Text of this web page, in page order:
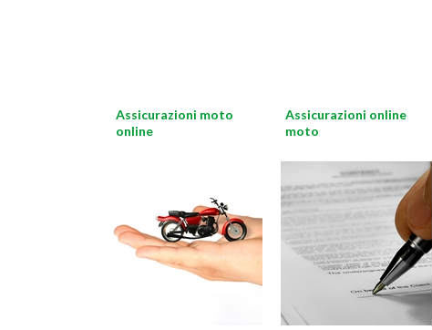
Assicurazioni moto
online
Assicurazioni online
moto